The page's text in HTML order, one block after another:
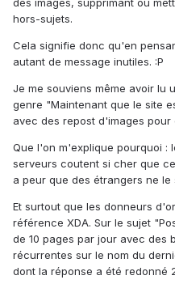
des images, supprimant ou
hors-sujets.
Cela signifie donc qu'en
autant de message inutiles. :P
Je me souviens même avoir lu
genre "Maintenant que le site
avec des repost d'images pour
Que l'on m'explique pourquoi :
serveurs coutent si cher que
a peur que des étrangers ne le
Et surtout que les donneurs
référence XDA. Sur le sujet
de 10 pages par jour avec des
récurrentes sur le nom du
dont la réponse a été redonné